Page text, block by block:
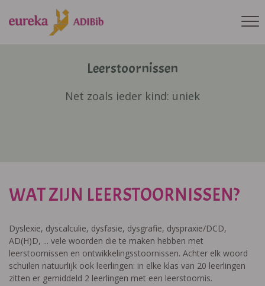
Leerstoornissen
Net zoals ieder kind: uniek
WAT ZIJN LEERSTOORNISSEN?
Dyslexie, dyscalculie, dysfasie, dysgrafie, dyspraxie/DCD,
AD(H)D, ... vele woorden die te maken hebben met
leerstoornissen en ontwikkelingsstoornissen. Achter elk woord
schuilen natuurlijk ook leerlingen: in elke klas van 20 leerlingen
zitten er gemiddeld 2 leerlingen met een leerstoornis.